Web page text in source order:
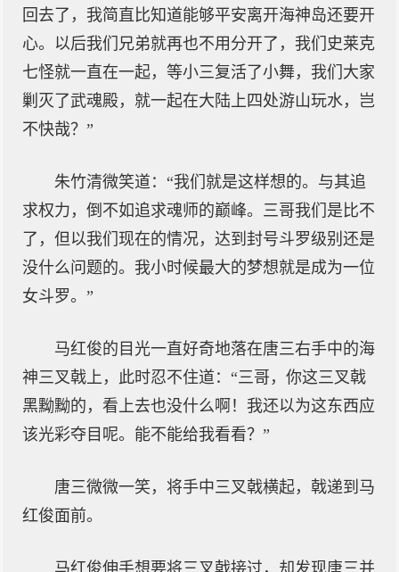
回去了，我简直比知道能够平安离开海神岛还要开
心。以后我们兄弟就再也不用分开了，我们史莱克
七怪就一直在一起，等小三复活了小舞，我们大家
剿灭了武魂殿，就一起在大陆上四处游山玩水，岂
不快哉？”
朱竹清微笑道：“我们就是这样想的。与其追
求权力，倒不如追求魂师的巅峰。三哥我们是比不
了，但以我们现在的情况，达到封号斗罗级别还是
没什么问题的。我小时候最大的梦想就是成为一位
女斗罗。”
马红俊的目光一直好奇地落在唐三右手中的海
神三叉戟上，此时忍不住道：“三哥，你这三叉戟
黑黝黝的，看上去也没什么啊！我还以为这东西应
该光彩夺目呢。能不能给我看看？”
唐三微微一笑，将手中三叉戟横起，戟递到马
红俊面前。
马红俊伸手想要将三叉戟接过，却发现唐三并